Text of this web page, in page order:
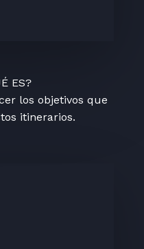
ES?
los objetivos que
itinerarios.